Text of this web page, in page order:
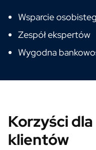
Wsparcie
Zespół ekspertów
Wygodna
Korzyści
klientów